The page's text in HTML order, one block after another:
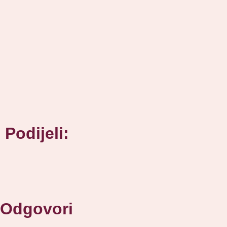
Podijeli:
Odgovori